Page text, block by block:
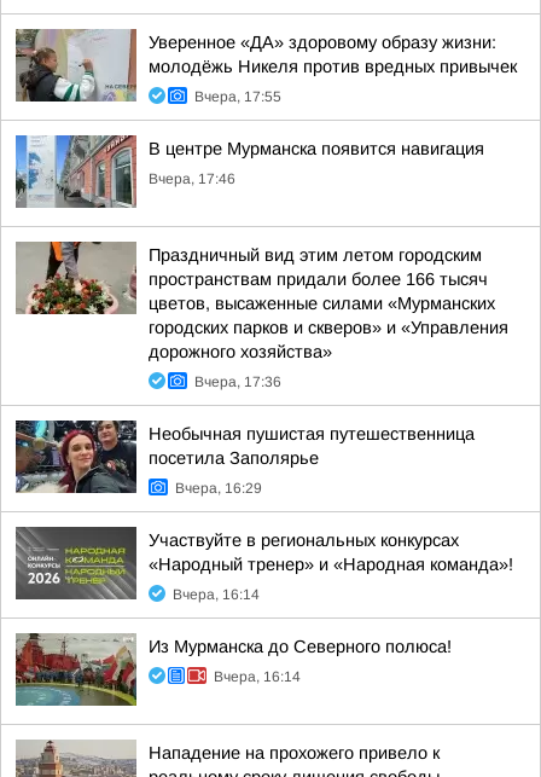
Уверенное «ДА» здоровому образу жизни:
молодёжь Никеля против вредных привычек
Вчера, 17:55
В центре Мурманска появится навигация
Вчера, 17:46
Праздничный вид этим летом городским
пространствам придали более 166 тысяч
цветов, высаженные силами «Мурманских
городских парков и скверов» и «Управления
дорожного хозяйства»
Вчера, 17:36
Необычная пушистая путешественница
посетила Заполярье
Вчера, 16:29
Участвуйте в региональных конкурсах
«Народный тренер» и «Народная команда»!
Вчера, 16:14
Из Мурманска до Северного полюса!
Вчера, 16:14
Нападение на прохожего привело к